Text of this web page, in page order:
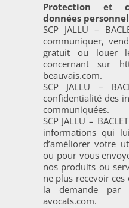
Protection et
données
SCP JALLU –
communiquer,
gratuit ou louer
concernant sur
beauvais.com.
SCP JALLU –
confidentialité des
communiquées.
SCP JALLU –
informations qui
d’améliorer votre
ou pour vous
nos produits ou
ne plus recevoir
la demande par
avocats.com.